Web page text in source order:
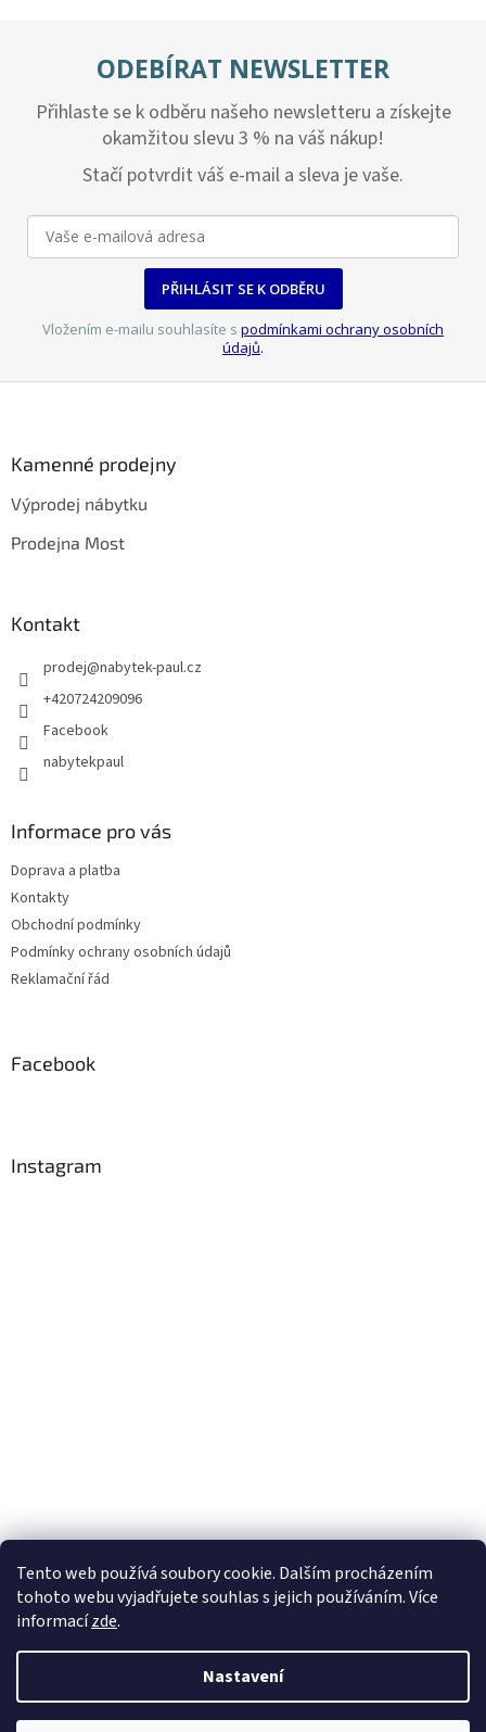
Tento web používá soubory cookie. Dalším procházením
tohoto webu vyjadřujete souhlas s jejich používáním. Více
informacízde.
Nastavení
ODEBÍRAT NEWSLETTER
Přihlaste se k odběru našeho newsletteru a získejte
okamžitou slevu 3 % na váš nákup!
Stačí potvrdit váš e-mail a sleva je vaše.
PŘIHLÁSIT SE K ODBĚRU
Vložením e-mailu souhlasíte s podmínkami ochrany osobních
údajů.
Kamenné prodejny
Výprodej nábytku
Prodejna Most
Kontakt
prodej@nabytek-paul.cz
+420724209096
Facebook
nabytekpaul
Informace pro vás
Doprava a platba
Kontakty
Obchodní podmínky
Podmínky ochrany osobních údajů
Reklamační řád
Facebook
Instagram